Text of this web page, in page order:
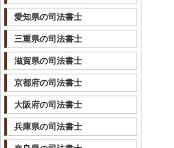
愛知県の司法書士
三重県の司法書士
滋賀県の司法書士
京都府の司法書士
大阪府の司法書士
兵庫県の司法書士